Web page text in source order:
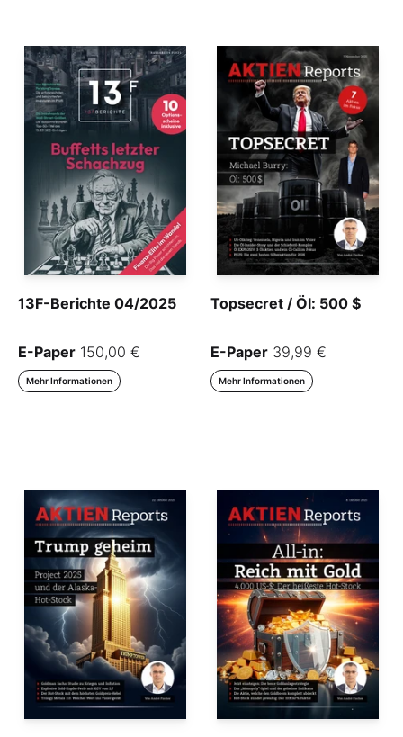
13F-Berichte 04/2025
E-Paper 150,00 €
Mehr Informationen
Topsecret / Öl: 500 $
E-Paper 39,99 €
Mehr Informationen